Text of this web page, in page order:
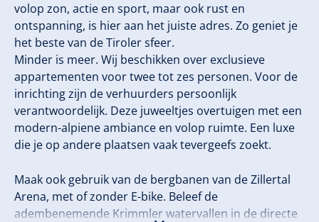
volop zon, actie en sport, maar ook rust en
ontspanning, is hier aan het juiste adres. Zo geniet je
het beste van de Tiroler sfeer.
Minder is meer. Wij beschikken over exclusieve
appartementen voor twee tot zes personen. Voor de
inrichting zijn de verhuurders persoonlijk
verantwoordelijk. Deze juweeltjes overtuigen met een
modern-alpiene ambiance en volop ruimte. Een luxe
die je op andere plaatsen vaak tevergeefs zoekt.
Maak ook gebruik van de bergbanen van de Zillertal
Arena, met of zonder E-bike. Beleef de
adembenemende Krimmler watervallen in de directe